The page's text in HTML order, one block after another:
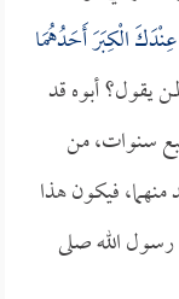
الْكِبَرَ أَحَدُهُمَا
لمن يقول؟ أبوه قد
سنوات، من
فيكون هذا
رسول الله صلى